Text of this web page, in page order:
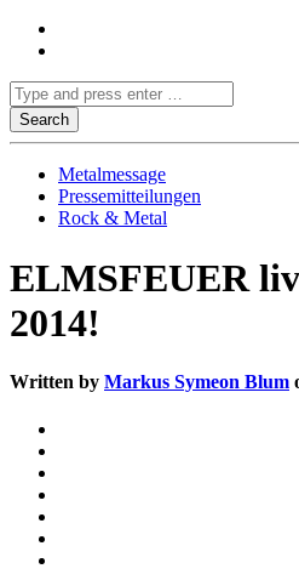
Metalmessage
Pressemitteilungen
Rock & Metal
ELMSFEUER
2014!
Written by Markus Symeon Blum